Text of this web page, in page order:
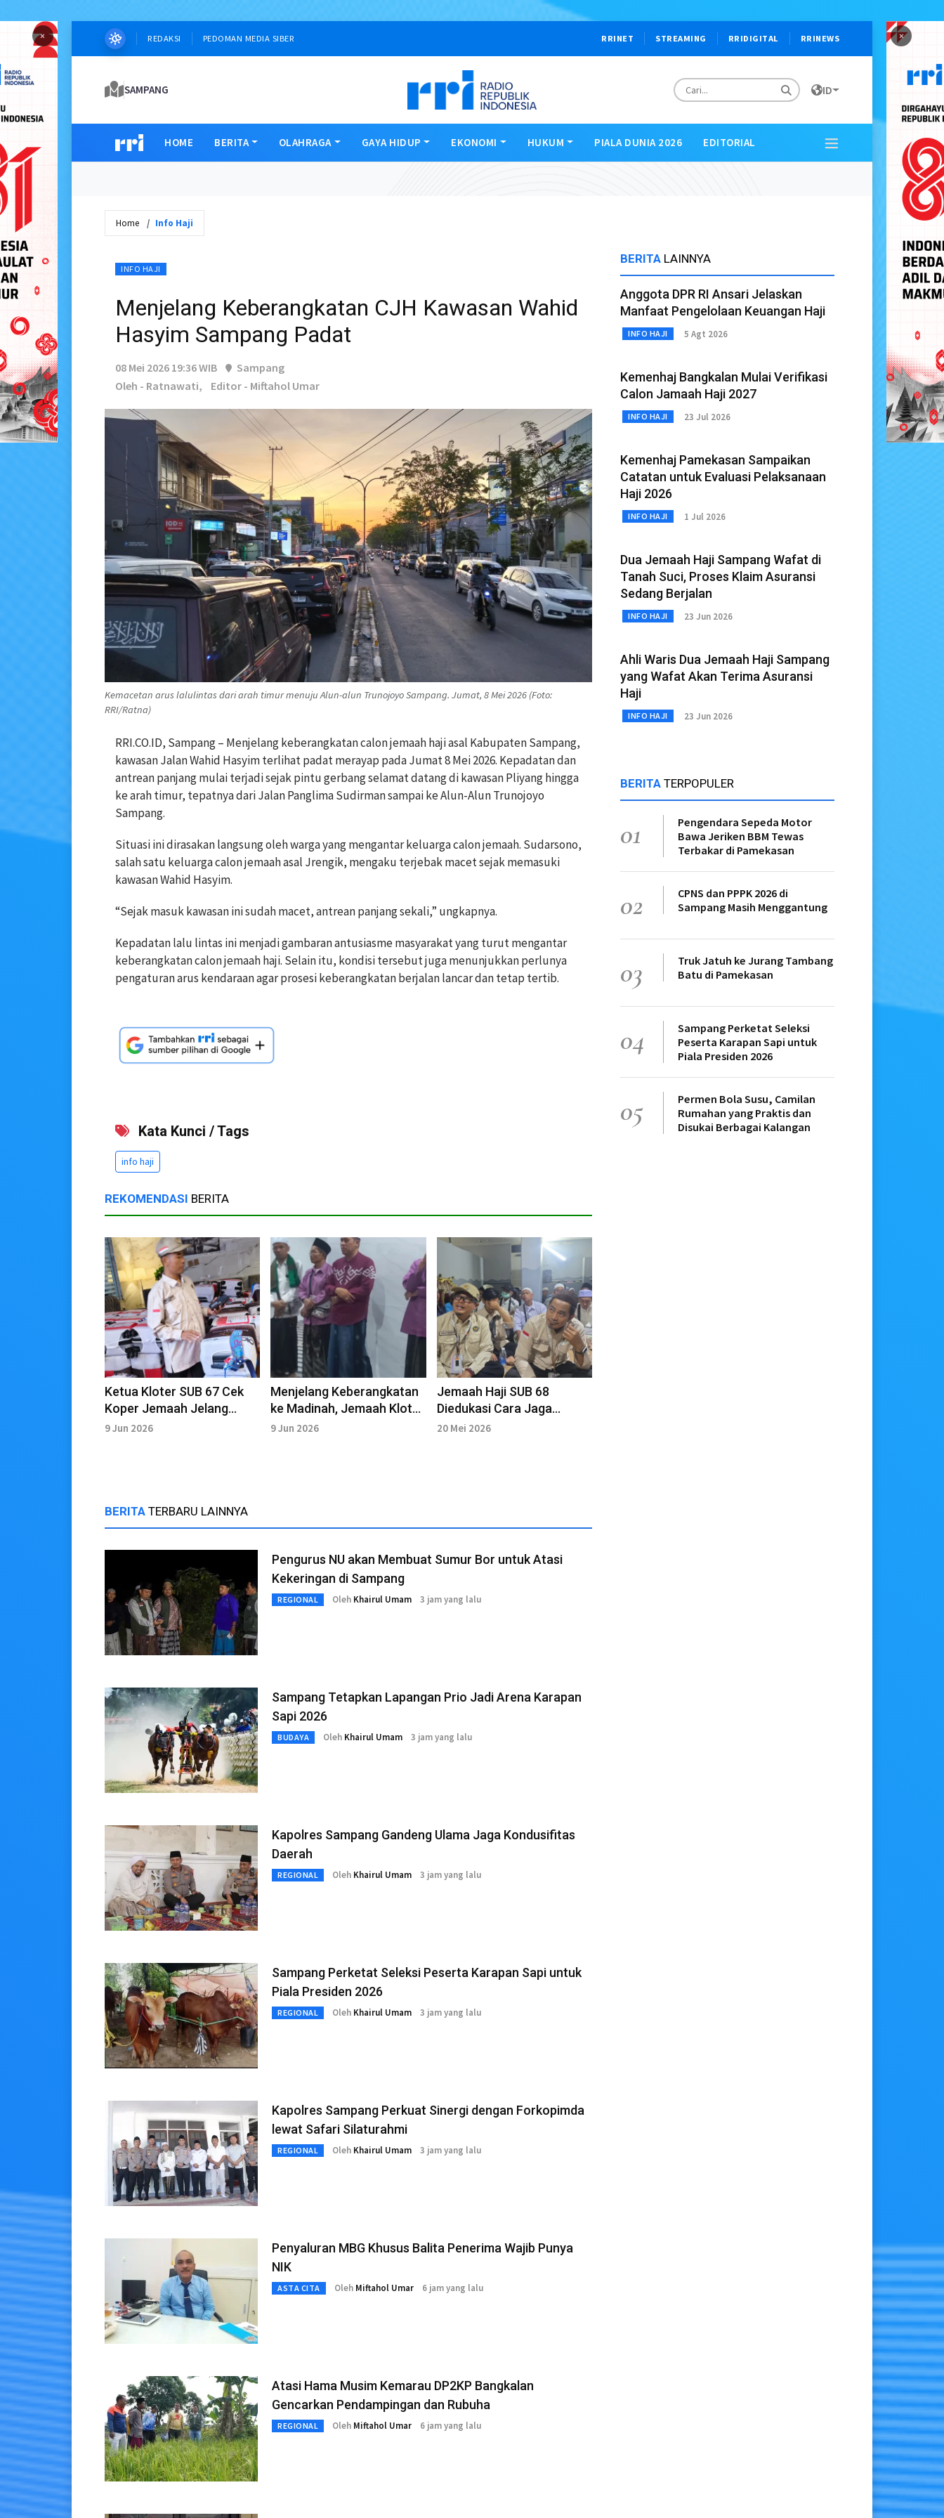
× ×
REDAKSI PEDOMAN MEDIA SIBER RRINET STREAMING RRIDIGITAL RRINEWS
SAMPANG ID
HOME BERITA OLAHRAGA GAYA HIDUP EKONOMI HUKUM PIALA DUNIA 2026 EDITORIAL
Home Info Haji
INFO HAJI
Menjelang Keberangkatan CJH Kawasan Wahid
Hasyim Sampang Padat
08 Mei 2026 19:36 WIB
Sampang
Oleh - Ratnawati,
Editor - Miftahol Umar
Kemacetan arus lalulintas dari arah timur menuju Alun-alun Trunojoyo Sampang. Jumat, 8 Mei 2026 (Foto:
RRI/Ratna)
RRI.CO.ID, Sampang – Menjelang keberangkatan calon jemaah haji asal Kabupaten Sampang,
kawasan Jalan Wahid Hasyim terlihat padat merayap pada Jumat 8 Mei 2026. Kepadatan dan
antrean panjang mulai terjadi sejak pintu gerbang selamat datang di kawasan Pliyang hingga
ke arah timur, tepatnya dari Jalan Panglima Sudirman sampai ke Alun-Alun Trunojoyo
Sampang.
Situasi ini dirasakan langsung oleh warga yang mengantar keluarga calon jemaah. Sudarsono,
salah satu keluarga calon jemaah asal Jrengik, mengaku terjebak macet sejak memasuki
kawasan Wahid Hasyim.
“Sejak masuk kawasan ini sudah macet, antrean panjang sekali,” ungkapnya.
Kepadatan lalu lintas ini menjadi gambaran antusiasme masyarakat yang turut mengantar
keberangkatan calon jemaah haji. Selain itu, kondisi tersebut juga menunjukkan perlunya
pengaturan arus kendaraan agar prosesi keberangkatan berjalan lancar dan tetap tertib.
Kata Kunci / Tags
info haji
REKOMENDASI BERITA
Ketua Kloter SUB 67 Cek
Koper Jemaah Jelang
Keberangkatan ke Madinah
9 Jun 2026
Menjelang Keberangkatan
ke Madinah, Jemaah Kloter
SUB 67 Gelar Malam
9 Jun 2026
Jemaah Haji SUB 68
Diedukasi Cara Jaga
Kesehatan Saat Armuzna
20 Mei 2026
BERITA TERBARU LAINNYA
Pengurus NU akan Membuat Sumur Bor untuk Atasi
Kekeringan di Sampang
REGIONAL Oleh Khairul Umam 3 jam yang lalu
Sampang Tetapkan Lapangan Prio Jadi Arena Karapan
Sapi 2026
BUDAYA Oleh Khairul Umam 3 jam yang lalu
Kapolres Sampang Gandeng Ulama Jaga Kondusifitas
Daerah
REGIONAL Oleh Khairul Umam 3 jam yang lalu
Sampang Perketat Seleksi Peserta Karapan Sapi untuk
Piala Presiden 2026
REGIONAL Oleh Khairul Umam 3 jam yang lalu
Kapolres Sampang Perkuat Sinergi dengan Forkopimda
lewat Safari Silaturahmi
REGIONAL Oleh Khairul Umam 3 jam yang lalu
Penyaluran MBG Khusus Balita Penerima Wajib Punya
NIK
ASTA CITA Oleh Miftahol Umar 6 jam yang lalu
Atasi Hama Musim Kemarau DP2KP Bangkalan
Gencarkan Pendampingan dan Rubuha
REGIONAL Oleh Miftahol Umar 6 jam yang lalu
BERITA LAINNYA
Anggota DPR RI Ansari Jelaskan
Manfaat Pengelolaan Keuangan Haji
INFO HAJI 5 Agt 2026
Kemenhaj Bangkalan Mulai Verifikasi
Calon Jamaah Haji 2027
INFO HAJI 23 Jul 2026
Kemenhaj Pamekasan Sampaikan
Catatan untuk Evaluasi Pelaksanaan
Haji 2026
INFO HAJI 1 Jul 2026
Dua Jemaah Haji Sampang Wafat di
Tanah Suci, Proses Klaim Asuransi
Sedang Berjalan
INFO HAJI 23 Jun 2026
Ahli Waris Dua Jemaah Haji Sampang
yang Wafat Akan Terima Asuransi
Haji
INFO HAJI 23 Jun 2026
BERITA TERPOPULER
01
Pengendara Sepeda Motor
Bawa Jeriken BBM Tewas
Terbakar di Pamekasan
02
CPNS dan PPPK 2026 di
Sampang Masih Menggantung
03
Truk Jatuh ke Jurang Tambang
Batu di Pamekasan
04
Sampang Perketat Seleksi
Peserta Karapan Sapi untuk
Piala Presiden 2026
05
Permen Bola Susu, Camilan
Rumahan yang Praktis dan
Disukai Berbagai Kalangan